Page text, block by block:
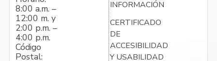
8:00 a.m. –
12:00 m. y
2:00 p.m. –
4:00 p.m.
Código
Postal:
INFORMACIÓN
CERTIFICADO
DE
ACCESIBILIDAD
Y USABILIDAD